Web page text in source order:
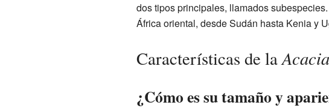
dos tipos principales, llamados
África oriental, desde Sudán hasta Kenia y
Características de la
¿Cómo es su tamaño y